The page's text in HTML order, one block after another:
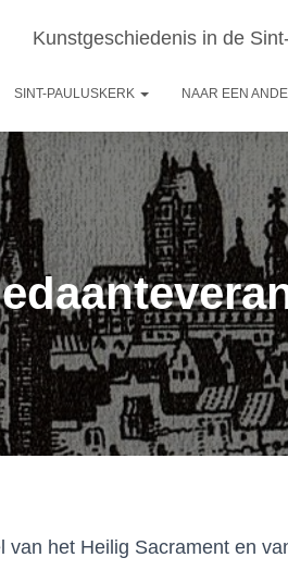
Kunstgeschiedenis in de
SINT-PAULUSKERK NAAR EEN
van het Heilig Sacrament en